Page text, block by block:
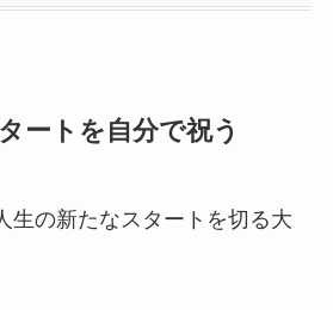
ートを自分で祝う
生の新たなスタートを切る大